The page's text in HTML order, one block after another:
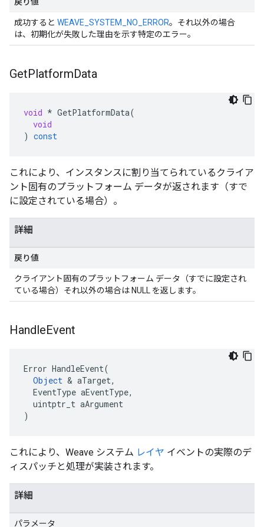
成功すると WEAVE_SYSTEM_NO_ERROR。それ以外の場合
は、初期化が失敗した理由を示す特定のエラー。
GetPlatformData
void * GetPlatformData(
void
) const
これにより、インスタンスに割り当てられているクライア
ント固有のプラットフォーム データが返されます（すで
に設定されている場合）。
詳細
戻り値
クライアント固有のプラットフォーム データ（すでに設定され
ている場合）それ以外の場合は NULL を返します。
HandleEvent
Error HandleEvent(
Object & aTarget,
  EventType aEventType,
  uintptr_t aArgument
)
これにより、Weave システム レイヤ イベントの実際のデ
ィスパッチと処理が実装されます。
詳細
パラメータ